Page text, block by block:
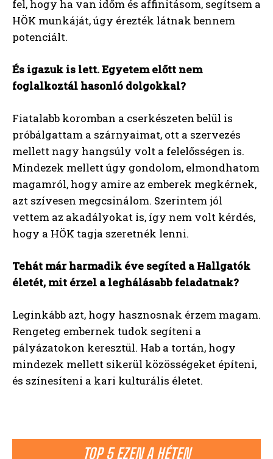
TOP 5 EZEN A HÉTEN
fel, hogy ha van időm és affinitásom, segítsem a
HÖK munkáját, úgy érezték látnak bennem
potenciált.
És igazuk is lett. Egyetem előtt nem
foglalkoztál hasonló dolgokkal?
Fiatalabb koromban a cserkészeten belül is
próbálgattam a szárnyaimat, ott a szervezés
mellett nagy hangsúly volt a felelősségen is.
Mindezek mellett úgy gondolom, elmondhatom
magamról, hogy amire az emberek megkérnek,
azt szívesen megcsinálom. Szerintem jól
vettem az akadályokat is, így nem volt kérdés,
hogy a HÖK tagja szeretnék lenni.
Tehát már harmadik éve segíted a Hallgatók
életét, mit érzel a leghálásabb feladatnak?
Leginkább azt, hogy hasznosnak érzem magam.
Rengeteg embernek tudok segíteni a
pályázatokon keresztül. Hab a tortán, hogy
mindezek mellett sikerül közösségeket építeni,
és színesíteni a kari kulturális életet.